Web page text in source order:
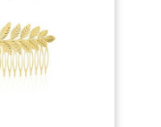
durable et résistant.
pièce est rehaussée
finition or éblouissante,
un éclat longue
durée. Légers et